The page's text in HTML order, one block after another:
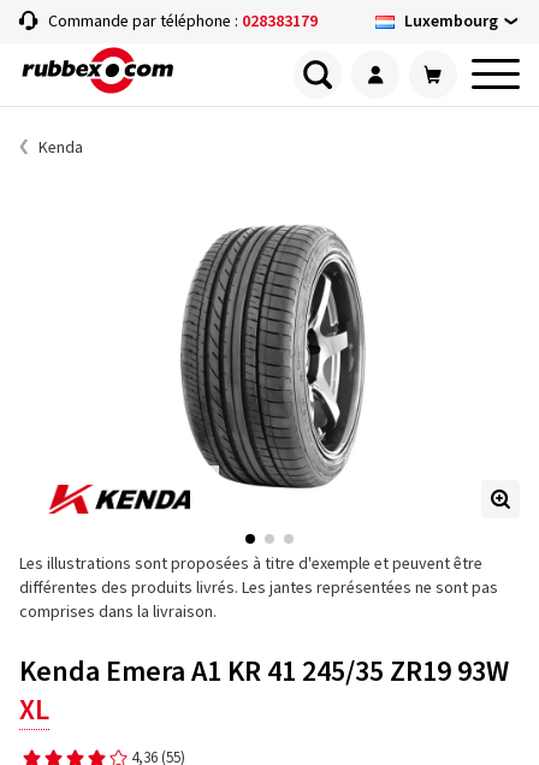
Commande par téléphone : 028383179 Luxembourg
Kenda
Les illustrations sont proposées à titre d'exemple et peuvent être
différentes des produits livrés. Les jantes représentées ne sont pas
comprises dans la livraison.
Kenda Emera A1 KR 41 245/35 ZR19 93W
XL
4,36 (55)